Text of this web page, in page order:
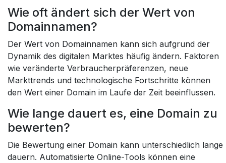
Wie oft ändert sich der Wert von
Domainnamen?
Der Wert von Domainnamen kann sich aufgrund der
Dynamik des digitalen Marktes häufig ändern. Faktoren
wie veränderte Verbraucherpräferenzen, neue
Markttrends und technologische Fortschritte können
den Wert einer Domain im Laufe der Zeit beeinflussen.
Wie lange dauert es, eine Domain zu
bewerten?
Die Bewertung einer Domain kann unterschiedlich lange
dauern. Automatisierte Online-Tools können eine